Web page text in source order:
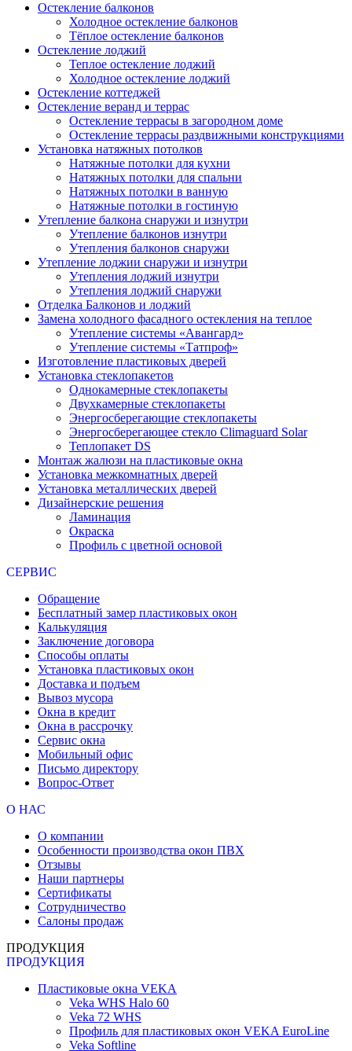
Остекление балконов
Холодное остекление балконов
Тёплое остекление балконов
Остекление лоджий
Теплое остекление лоджий
Холодное остекление лоджий
Остекление коттеджей
Остекление веранд и террас
Остекление террасы в загородном доме
Остекление террасы раздвижными конструкциями
Установка натяжных потолков
Натяжные потолки для кухни
Натяжных потолки для спальни
Натяжных потолки в ванную
Натяжные потолки в гостиную
Утепление балкона снаружи и изнутри
Утепление балконов изнутри
Утепления балконов снаружи
Утепление лоджии снаружи и изнутри
Утепления лоджий изнутри
Утепления лоджий снаружи
Отделка Балконов и лоджий
Замена холодного фасадного остекления на теплое
Утепление системы «Авангард»
Утепление системы «Татпроф»
Изготовление пластиковых дверей
Установка стеклопакетов
Однокамерные стеклопакеты
Двухкамерные стеклопакеты
Энергосберегающие стеклопакеты
Энергосберегающее стекло Climaguard Solar
Теплопакет DS
Монтаж жалюзи на пластиковые окна
Установка межкомнатных дверей
Установка металлических дверей
Дизайнерские решения
Ламинация
Окраска
Профиль с цветной основой
СЕРВИС
Обращение
Бесплатный замер пластиковых окон
Калькуляция
Заключение договора
Способы оплаты
Установка пластиковых окон
Доставка и подъем
Вывоз мусора
Окна в кредит
Окна в рассрочку
Сервис окна
Мобильный офис
Письмо директору
Вопрос-Ответ
О НАС
О компании
Особенности производства окон ПВХ
Отзывы
Наши партнеры
Сертификаты
Сотрудничество
Салоны продаж
ПРОДУКЦИЯ
ПРОДУКЦИЯ
Пластиковые окна VEKA
Veka WHS Halo 60
Veka 72 WHS
Профиль для пластиковых окон VEKA EuroLine
Veka Softline